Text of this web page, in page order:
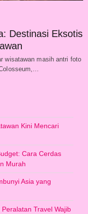
Destinasi Eksotis
wisatawan masih antri foto
Kini Mencari
Cara Cerdas
Murah
Asia yang
Travel Wajib